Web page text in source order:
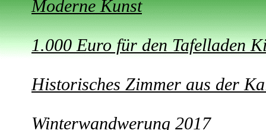
Moderne Kunst
1.000 Euro für den Tafelladen
Historisches Zimmer aus der
Winterwandwerung 2017